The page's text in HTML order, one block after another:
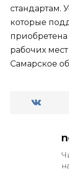
стандартам.
которые
рабочих
Самарское